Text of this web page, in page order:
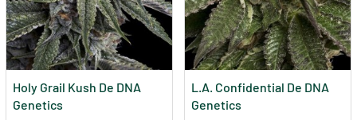
Holy Grail Kush De DNA
Genetics
L.A. Confidential De DNA
Genetics